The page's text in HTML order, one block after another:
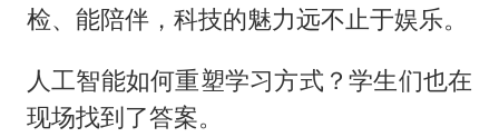
检、能陪伴，科技的魅力远不止于娱乐。
人工智能如何重塑学习方式？学生们也在
现场找到了答案。